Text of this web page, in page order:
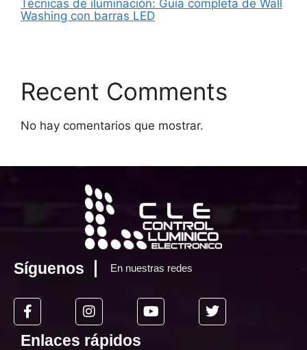
Técnicas de iluminación: Guía completa de Wall
Washing con barras LED
Recent Comments
No hay comentarios que mostrar.
Síguenos En nuestras redes
Enlaces rápidos